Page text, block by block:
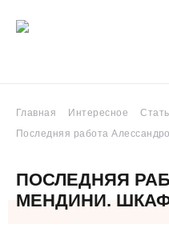
Главная Интересное
Последняя работа
ПОСЛЕДНЯЯ
МЕНДИНИ. ШКАФ